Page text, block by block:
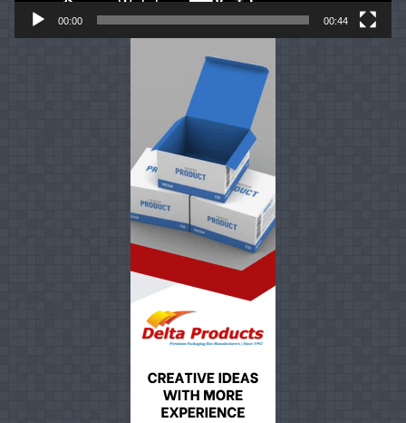
00:00 00:44